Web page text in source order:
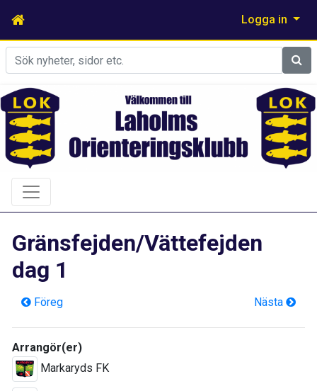
Logga in
Sök
Gränsfejden/Vättefejden
dag 1
Föreg Nästa
Arrangör(er)
Markaryds FK